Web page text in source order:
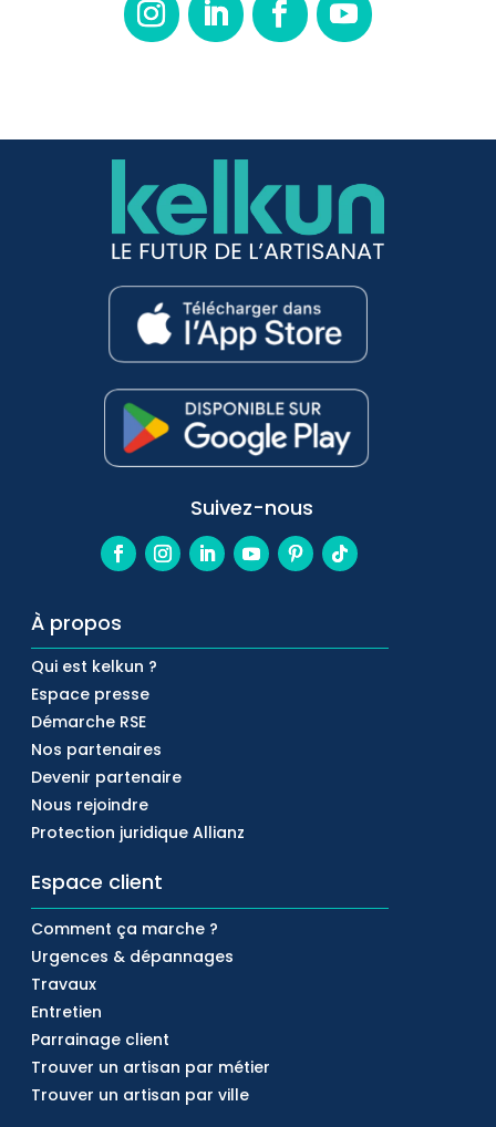
Suivez-nous
À propos
Qui est kelkun ?
Espace presse
Démarche RSE
Nos partenaires
Devenir partenaire
Nous rejoindre
Protection juridique Allianz
Espace client
Comment ça marche ?
Urgences & dépannages
Travaux
Entretien
Parrainage client
Trouver un artisan par métier
Trouver un artisan par ville